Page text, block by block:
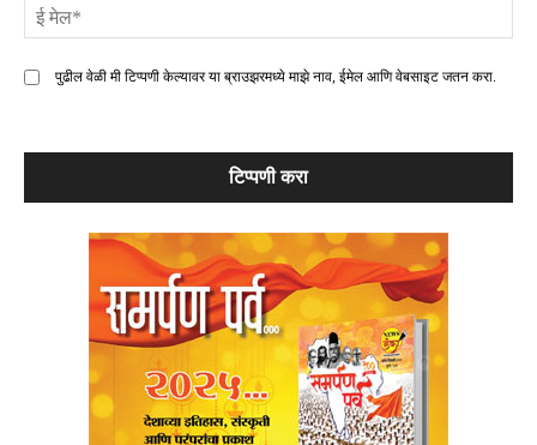
पुढील वेळी मी टिप्पणी केल्यावर या ब्राउझरमध्ये माझे नाव, ईमेल आणि वेबसाइट जतन करा.